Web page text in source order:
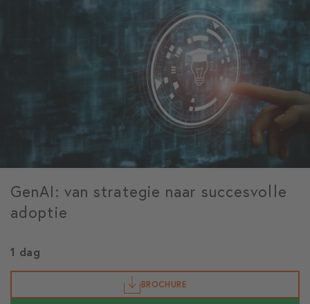
GenAI: van strategie naar succesvolle
adoptie
1 dag
BROCHURE